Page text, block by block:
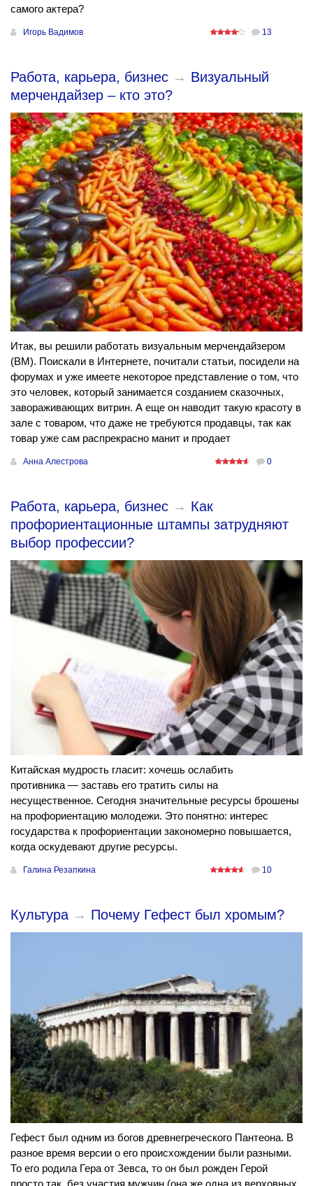
самого актера?
Игорь Вадимов 13
Работа, карьера, бизнес → Визуальный
мерчендайзер – кто это?
Итак, вы решили работать визуальным мерчендайзером
(ВМ). Поискали в Интернете, почитали статьи, посидели на
форумах и уже имеете некоторое представление о том, что
это человек, который занимается созданием сказочных,
завораживающих витрин. А еще он наводит такую красоту в
зале с товаром, что даже не требуются продавцы, так как
товар уже сам распрекрасно манит и продает
Анна Алестрова 0
Работа, карьера, бизнес → Как
профориентационные штампы затрудняют
выбор профессии?
Китайская мудрость гласит: хочешь ослабить
противника — заставь его тратить силы на
несущественное. Сегодня значительные ресурсы брошены
на профориентацию молодежи. Это понятно: интерес
государства к профориентации закономерно повышается,
когда оскудевают другие ресурсы.
Галина Резапкина 10
Культура → Почему Гефест был хромым?
Гефест был одним из богов древнегреческого Пантеона. В
разное время версии о его происхождении были разными.
То его родила Гера от Зевса, то он был рожден Герой
просто так, без участия мужчин (она же одна из верховных